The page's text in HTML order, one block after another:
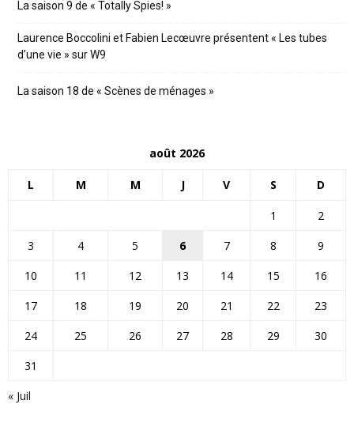
La saison 9 de « Totally Spies! »
Laurence Boccolini et Fabien Lecœuvre présentent « Les tubes
d’une vie » sur W9
La saison 18 de « Scènes de ménages »
août 2026
L M M J V S D
« Juil
1
2
3
4 5 6 7 8
9
10
11 12 13 14 15
16
17
18 19 20 21 22
23
24
25 26 27 28 29
30
31